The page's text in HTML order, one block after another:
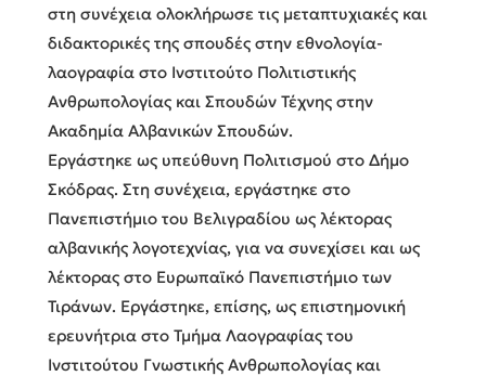
στη συνέχεια ολοκλήρωσε τις μεταπτυχιακές και
διδακτορικές της σπουδές στην εθνολογία-
λαογραφία στο Ινστιτούτο Πολιτιστικής
Ανθρωπολογίας και Σπουδών Τέχνης στην
Ακαδημία Αλβανικών Σπουδών.
Εργάστηκε ως υπεύθυνη Πολιτισμού στο Δήμο
Σκόδρας. Στη συνέχεια, εργάστηκε στο
Πανεπιστήμιο του Βελιγραδίου ως λέκτορας
αλβανικής λογοτεχνίας, για να συνεχίσει και ως
λέκτορας στο Ευρωπαϊκό Πανεπιστήμιο των
Τιράνων. Εργάστηκε, επίσης, ως επιστημονική
ερευνήτρια στο Τμήμα Λαογραφίας του
Ινστιτούτου Γνωστικής Ανθρωπολογίας και